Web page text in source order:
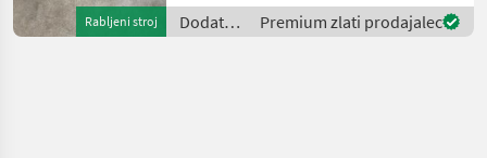
Rabljeni stroj
Dodatna
oprema
Premium zlati prodajalec